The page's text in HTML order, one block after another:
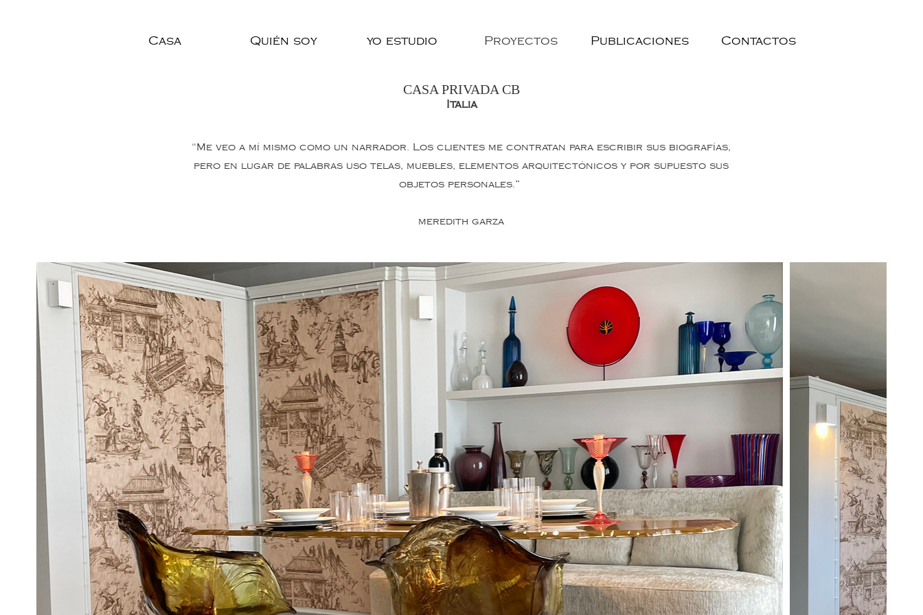
Casa Quién soy yo estudio Proyectos Publicaciones Contactos
CASA PRIVADA CB
Italia
“Me veo a mí mismo como un narrador. Los clientes me contratan para escribir sus biografías,
pero en lugar de palabras uso telas, muebles, elementos arquitectónicos y por supuesto sus
objetos personales.”
meredith garza